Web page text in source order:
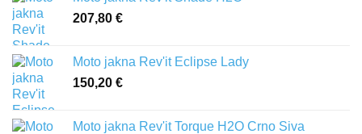
207,80 €
Moto jakna Rev'it Eclipse Lady
150,20 €
Moto jakna Rev'it Torque H2O Crno Siva